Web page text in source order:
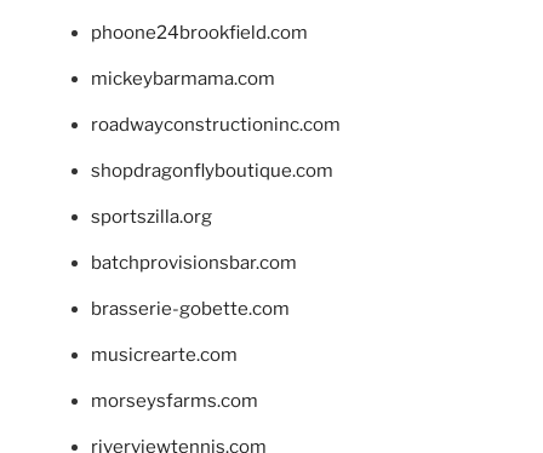
phoone24brookfield.com
mickeybarmama.com
roadwayconstructioninc.com
shopdragonflyboutique.com
sportszilla.org
batchprovisionsbar.com
brasserie-gobette.com
musicrearte.com
morseysfarms.com
riverviewtennis.com